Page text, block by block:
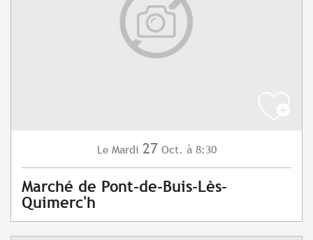
Le Mardi 27 Oct. à 8:30
Marché de Pont-de-Buis-Lès-
Quimerc'h